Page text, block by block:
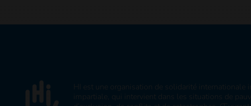
HI est une organisation de solidarité internationale
impartiale, qui intervient dans les situations de